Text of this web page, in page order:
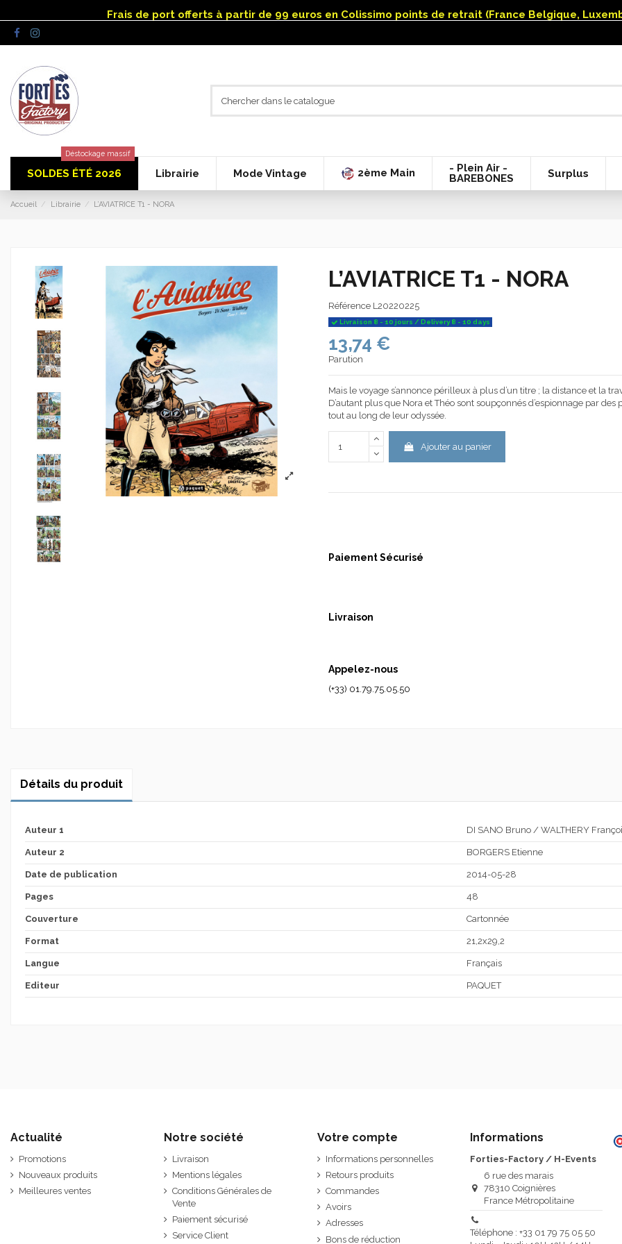
Frais de port offerts à partir de 99 euros en Colissimo points de retrait (France Belgique,
SOLDES ÉTÉ 2026
Déstockage massif
Librairie Mode Vintage 2ème Main
- Plein Air -
BAREBONES
Surplus
Accueil Librairie L’AVIATRICE T1 - NORA
L’AVIATRICE T1 - NORA
Référence L20220225
Livraison 8 - 10 jours / Delivery 8 - 10 days
13,74 €
Parution
Mais le voyage s’annonce périlleux à plus d’un titre ; la distance et la
D’autant plus que Nora et Théo sont soupçonnés d’espionnage par
tout au long de leur odyssée.
Ajouter au panier
Paiement Sécurisé
Livraison
Appelez-nous
(+33) 01.79.75.05.50
Détails du produit
Auteur 1 DI SANO Bruno / WALTHERY
Auteur 2 BORGERS Etienne
Date de publication 2014-05-28
Pages 48
Couverture Cartonnée
Format 21,2x29,2
Langue Français
Editeur PAQUET
Actualité
Promotions
Nouveaux produits
Meilleures ventes
Notre société
Livraison
Mentions légales
Conditions Générales de
Vente
Paiement sécurisé
Service Client
Votre compte
Informations personnelles
Retours produits
Commandes
Avoirs
Adresses
Bons de réduction
Informations
Forties-Factory / H-Events
6 rue des marais
78310 Coignières
France Métropolitaine
Téléphone : +33 01 79 75 05 50